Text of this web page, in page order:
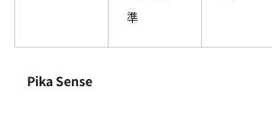
準
Pika Sense